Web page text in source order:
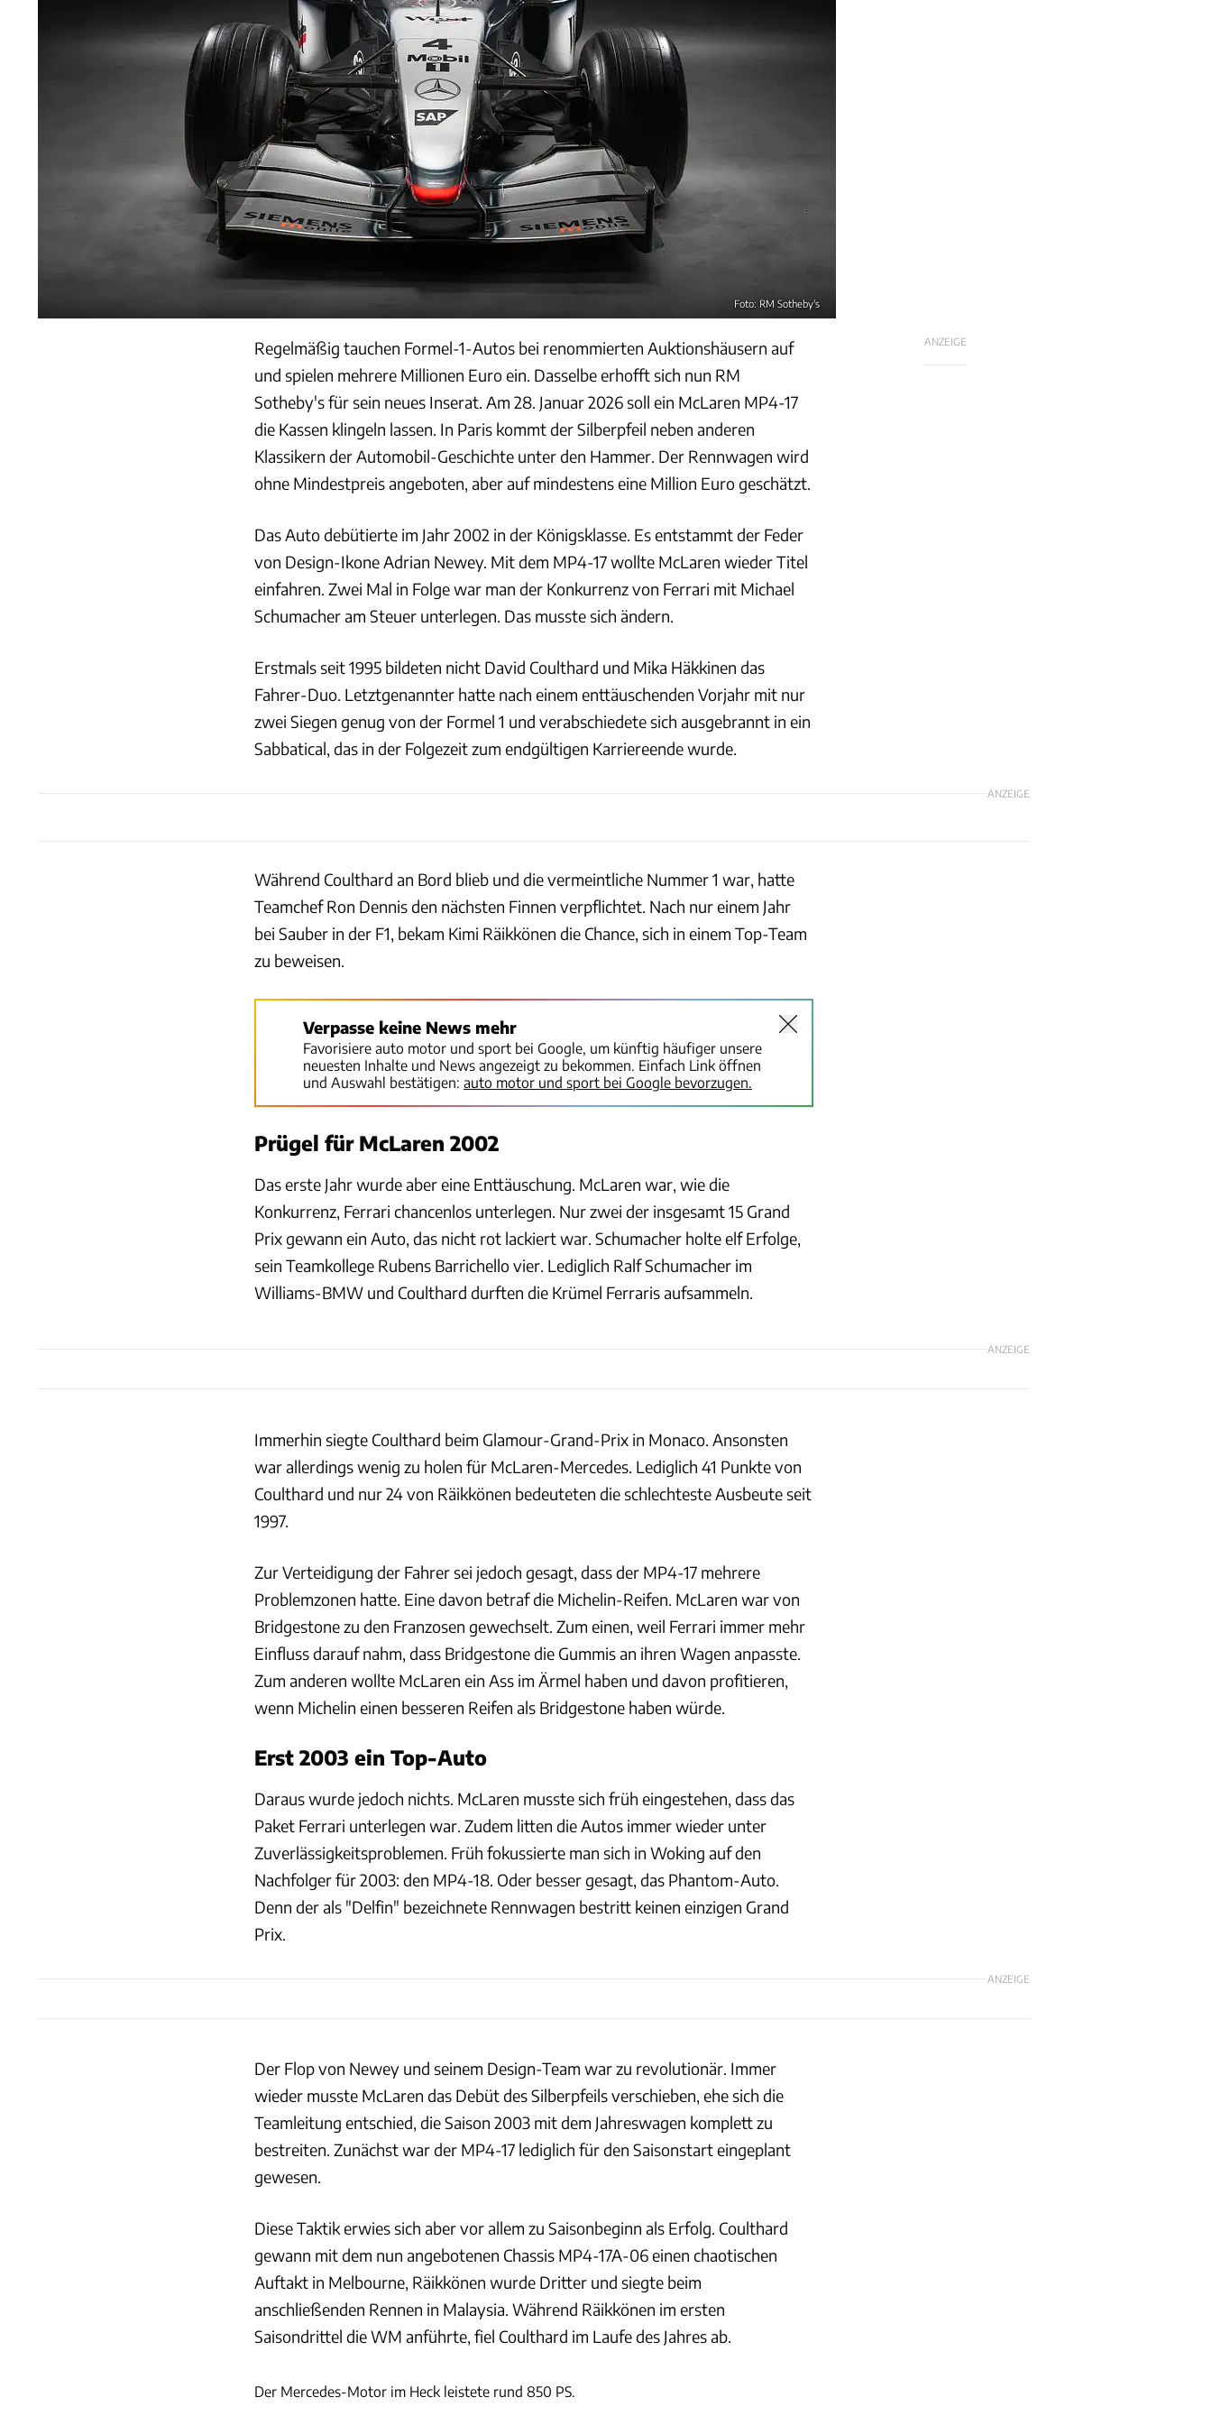
Foto: RM Sotheby's
ANZEIGE
Regelmäßig tauchen Formel-1-Autos bei renommierten Auktionshäusern auf
und spielen mehrere Millionen Euro ein. Dasselbe erhofft sich nun RM
Sotheby's für sein neues Inserat. Am 28. Januar 2026 soll ein McLaren MP4-17
die Kassen klingeln lassen. In Paris kommt der Silberpfeil neben anderen
Klassikern der Automobil-Geschichte unter den Hammer. Der Rennwagen wird
ohne Mindestpreis angeboten, aber auf mindestens eine Million Euro geschätzt.
Das Auto debütierte im Jahr 2002 in der Königsklasse. Es entstammt der Feder
von Design-Ikone Adrian Newey. Mit dem MP4-17 wollte McLaren wieder Titel
einfahren. Zwei Mal in Folge war man der Konkurrenz von Ferrari mit Michael
Schumacher am Steuer unterlegen. Das musste sich ändern.
Erstmals seit 1995 bildeten nicht David Coulthard und Mika Häkkinen das
Fahrer-Duo. Letztgenannter hatte nach einem enttäuschenden Vorjahr mit nur
zwei Siegen genug von der Formel 1 und verabschiedete sich ausgebrannt in ein
Sabbatical, das in der Folgezeit zum endgültigen Karriereende wurde.
ANZEIGE
Während Coulthard an Bord blieb und die vermeintliche Nummer 1 war, hatte
Teamchef Ron Dennis den nächsten Finnen verpflichtet. Nach nur einem Jahr
bei Sauber in der F1, bekam Kimi Räikkönen die Chance, sich in einem Top-Team
zu beweisen.
Verpasse keine News mehr
Favorisiere auto motor und sport bei Google, um künftig häufiger unsere
neuesten Inhalte und News angezeigt zu bekommen. Einfach Link öffnen
und Auswahl bestätigen: auto motor und sport bei Google bevorzugen.
Prügel für McLaren 2002
Das erste Jahr wurde aber eine Enttäuschung. McLaren war, wie die
Konkurrenz, Ferrari chancenlos unterlegen. Nur zwei der insgesamt 15 Grand
Prix gewann ein Auto, das nicht rot lackiert war. Schumacher holte elf Erfolge,
sein Teamkollege Rubens Barrichello vier. Lediglich Ralf Schumacher im
Williams-BMW und Coulthard durften die Krümel Ferraris aufsammeln.
ANZEIGE
Immerhin siegte Coulthard beim Glamour-Grand-Prix in Monaco. Ansonsten
war allerdings wenig zu holen für McLaren-Mercedes. Lediglich 41 Punkte von
Coulthard und nur 24 von Räikkönen bedeuteten die schlechteste Ausbeute seit
1997.
Zur Verteidigung der Fahrer sei jedoch gesagt, dass der MP4-17 mehrere
Problemzonen hatte. Eine davon betraf die Michelin-Reifen. McLaren war von
Bridgestone zu den Franzosen gewechselt. Zum einen, weil Ferrari immer mehr
Einfluss darauf nahm, dass Bridgestone die Gummis an ihren Wagen anpasste.
Zum anderen wollte McLaren ein Ass im Ärmel haben und davon profitieren,
wenn Michelin einen besseren Reifen als Bridgestone haben würde.
Erst 2003 ein Top-Auto
Daraus wurde jedoch nichts. McLaren musste sich früh eingestehen, dass das
Paket Ferrari unterlegen war. Zudem litten die Autos immer wieder unter
Zuverlässigkeitsproblemen. Früh fokussierte man sich in Woking auf den
Nachfolger für 2003: den MP4-18. Oder besser gesagt, das Phantom-Auto.
Denn der als "Delfin" bezeichnete Rennwagen bestritt keinen einzigen Grand
Prix.
ANZEIGE
Der Flop von Newey und seinem Design-Team war zu revolutionär. Immer
wieder musste McLaren das Debüt des Silberpfeils verschieben, ehe sich die
Teamleitung entschied, die Saison 2003 mit dem Jahreswagen komplett zu
bestreiten. Zunächst war der MP4-17 lediglich für den Saisonstart eingeplant
gewesen.
Diese Taktik erwies sich aber vor allem zu Saisonbeginn als Erfolg. Coulthard
gewann mit dem nun angebotenen Chassis MP4-17A-06 einen chaotischen
Auftakt in Melbourne, Räikkönen wurde Dritter und siegte beim
anschließenden Rennen in Malaysia. Während Räikkönen im ersten
Saisondrittel die WM anführte, fiel Coulthard im Laufe des Jahres ab.
Der Mercedes-Motor im Heck leistete rund 850 PS.